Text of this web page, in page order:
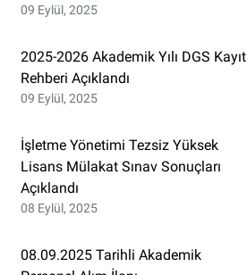
09 Eylül, 2025
2025-2026 Akademik Yılı DGS Kayıt
Rehberi Açıklandı
09 Eylül, 2025
İşletme Yönetimi Tezsiz Yüksek
Lisans Mülakat Sınav Sonuçları
Açıklandı
08 Eylül, 2025
08.09.2025 Tarihli Akademik